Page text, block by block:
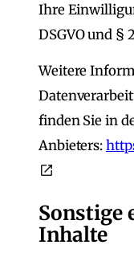
Ihre
DSGVO und §
Weitere
finden Sie in
Anbieters:
Sonstige
Inhalte